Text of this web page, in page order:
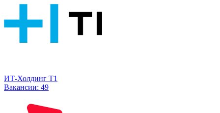
ИТ-Холдинг Т1
Вакансии: 49